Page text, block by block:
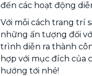
đến các hoạt động
Với mỗi cách trang trí
những ấn tượng đối
trình diễn ra thành
hợp với mục đích của
hướng tới nhé!